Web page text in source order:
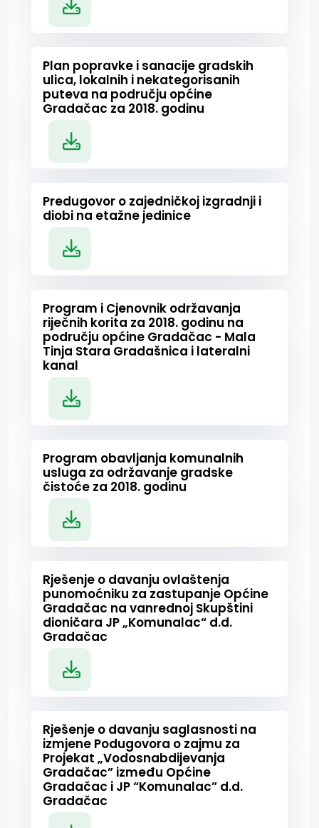
Plan popravke i sanacije gradskih
ulica, lokalnih i nekategorisanih
puteva na području općine
Gradačac za 2018. godinu
Predugovor o zajedničkoj izgradnji i
diobi na etažne jedinice
Program i Cjenovnik održavanja
riječnih korita za 2018. godinu na
području općine Gradačac - Mala
Tinja Stara Gradašnica i lateralni
kanal
Program obavljanja komunalnih
usluga za održavanje gradske
čistoće za 2018. godinu
Rješenje o davanju ovlaštenja
punomoćniku za zastupanje Općine
Gradačac na vanrednoj Skupštini
dioničara JP „Komunalac“ d.d.
Gradačac
Rješenje o davanju saglasnosti na
izmjene Podugovora o zajmu za
Projekat „Vodosnabdijevanja
Gradačac” između Općine
Gradačac i JP “Komunalac” d.d.
Gradačac